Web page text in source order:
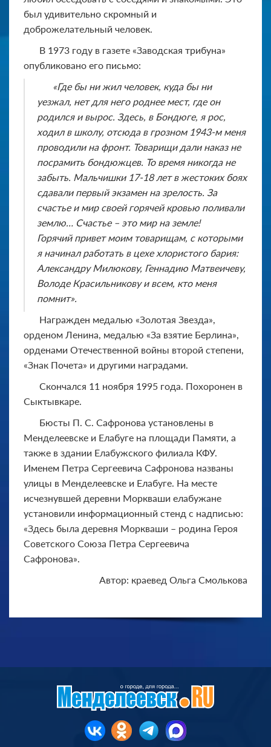
был удивительно скромный и
доброжелательный человек.
В 1973 году в газете «Заводская трибуна»
опубликовано его письмо:
«Где бы ни жил человек, куда бы ни
уезжал, нет для него роднее мест, где он
родился и вырос. Здесь, в Бондюге, я рос,
ходил в школу, отсюда в грозном 1943-м меня
проводили на фронт. Товарищи дали наказ не
посрамить бондюжцев. То время никогда не
забыть. Мальчишки 17-18 лет в жестоких боях
сдавали первый экзамен на зрелость. За
счастье и мир своей горячей кровью поливали
землю… Счастье – это мир на земле!
Горячий привет моим товарищам, с которыми
я начинал работать в цехе хлористого бария:
Александру Милюкову, Геннадию Матвеичеву,
Володе Красильникову и всем, кто меня
помнит».
Награжден медалью «Золотая Звезда»,
орденом Ленина, медалью «За взятие Берлина»,
орденами Отечественной войны второй степени,
«Знак Почета» и другими наградами.
Скончался 11 ноября 1995 года. Похоронен в
Сыктывкаре.
Бюсты П. С. Сафронова установлены в
Менделеевске и Елабуге на площади Памяти, а
также в здании Елабужского филиала КФУ.
Именем Петра Сергеевича Сафронова названы
улицы в Менделеевске и Елабуге. На месте
исчезнувшей деревни Моркваши елабужане
установили информационный стенд с надписью:
«Здесь была деревня Моркваши – родина Героя
Советского Союза Петра Сергеевича
Сафронова».
Автор: краевед Ольга Смолькова